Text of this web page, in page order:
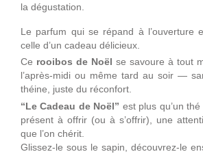
la dégustation.
Le parfum qui se répand à l’ouverture
celle d’un cadeau délicieux.
Ce rooibos de Noël se savoure à tout
l’après-midi ou même tard au soir —
théine, juste du réconfort.
“Le Cadeau de Noël” est plus qu’un
présent à offrir (ou à s’offrir), une
que l’on chérit.
Glissez-le sous le sapin, découvrez-le